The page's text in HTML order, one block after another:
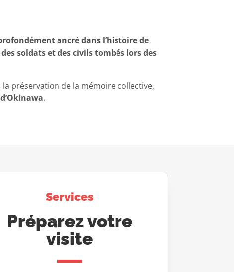
ancré dans l’histoire de
soldats et des civils tombés lors des
préservation de la mémoire collective,
.
Services
Préparez votre
visite